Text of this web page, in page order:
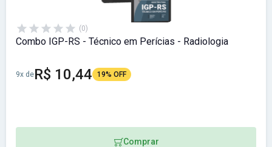
(0)
Combo IGP-RS - Técnico em Perícias - Radiologia
9x deR$ 10,44 19% OFF
Comprar